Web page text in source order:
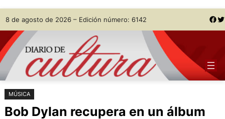
Saltar
al
contenido
Skip
to
content
8 de agosto de 2026 – Edición número: 6142 Facebook Twitter
MÚSICA
Bob Dylan recupera en un álbum